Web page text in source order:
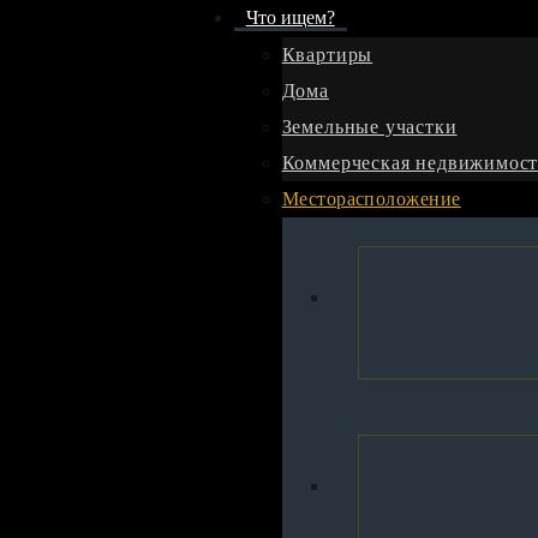
Что ищем?
Квартиры
Дома
Земельные участки
Коммерческая
Месторасположение